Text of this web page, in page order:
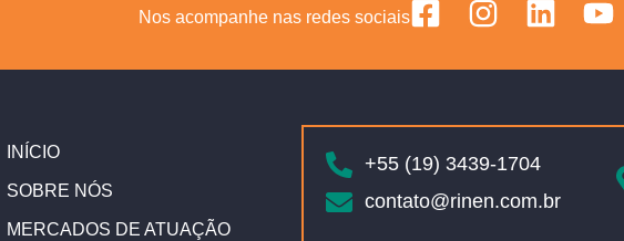
Nos acompanhe nas redes sociais
INÍCIO
SOBRE NÓS
MERCADOS DE ATUAÇÃO
+55 (19) 3439-1704
contato@rinen.com.br